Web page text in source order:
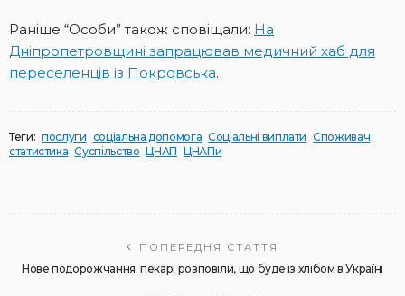
Раніше “Особи” також сповіщали: На
Дніпропетровщині запрацював медичний хаб для
переселенців із Покровська.
Теги: послуги соціальна допомога Соціальні виплати Споживач
статистика Суспільство ЦНАП ЦНАПи
ПОПЕРЕДНЯ СТАТТЯ
Нове подорожчання: пекарі розповіли, що буде із хлібом в Україні